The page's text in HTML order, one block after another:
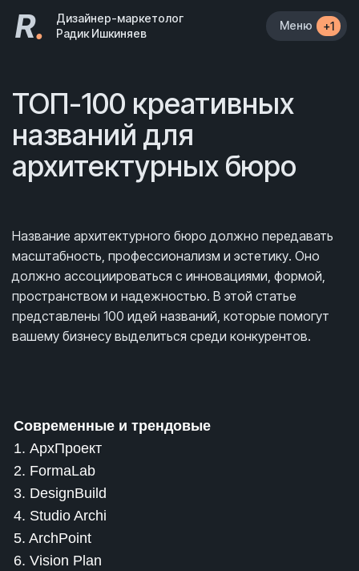
R.
Дизайнер-маркетолог
Радик Ишкиняев
Меню +1
ТОП-100 креативных
названий для
архитектурных бюро
Название архитектурного бюро должно передавать
масштабность, профессионализм и эстетику. Оно
должно ассоциироваться с инновациями, формой,
пространством и надежностью. В этой статье
представлены 100 идей названий, которые помогут
вашему бизнесу выделиться среди конкурентов.
Современные и трендовые
1. АрхПроект
2. FormaLab
3. DesignBuild
4. Studio Archi
5. ArchPoint
6. Vision Plan